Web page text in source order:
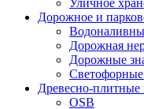
Уличное
Дорожное и
Дорожная
Дорожные
Древесно-плитные
OSB